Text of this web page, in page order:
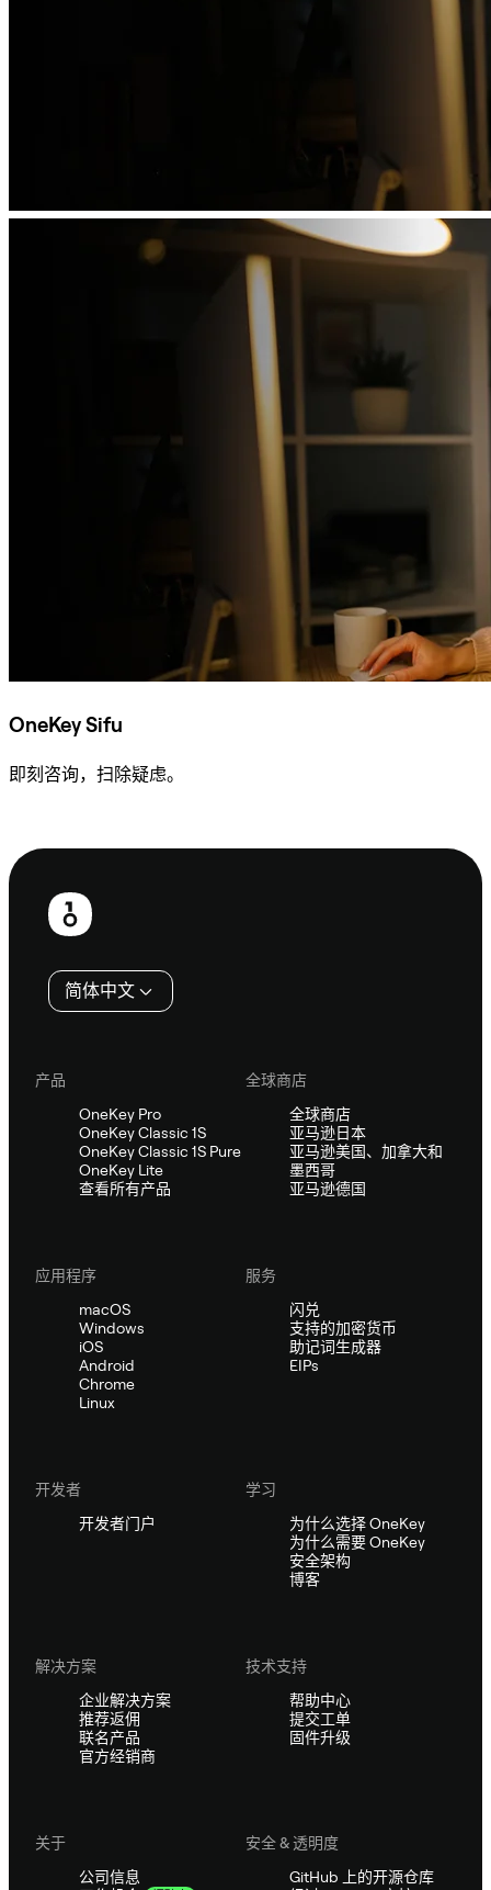
OneKey Sifu
即刻咨询，扫除疑虑。
页
简体中文
产品
OneKey Pro
OneKey Classic 1S
OneKey Classic 1S Pure
OneKey Lite
查看所有产品
全球商店
全球商店
亚马逊日本
亚马逊美国、加拿大和
墨西哥
亚马逊德国
应用程序
macOS
Windows
iOS
Android
Chrome
Linux
服务
闪兑
支持的加密货币
助记词生成器
EIPs
开发者
开发者门户
学习
为什么选择 OneKey
为什么需要 OneKey
安全架构
博客
解决方案
企业解决方案
推荐返佣
联名产品
官方经销商
技术支持
帮助中心
提交工单
固件升级
关于
公司信息
安全 & 透明度
GitHub 上的开源仓库